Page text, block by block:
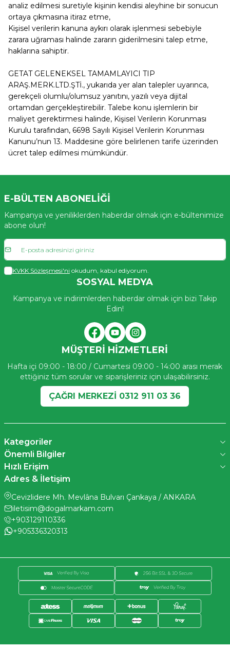
analiz edilmesi suretiyle kişinin kendisi aleyhine bir sonucun
ortaya çıkmasına itiraz etme,
Kişisel verilerin kanuna aykırı olarak işlenmesi sebebiyle
zarara uğraması halinde zararın giderilmesini talep etme,
haklarına sahiptir.
GETAT GELENEKSEL TAMAMLAYICI TIP
ARAŞ.MERK.LTD.ŞTİ., yukarıda yer alan talepler uyarınca,
gerekçeli olumlu/olumsuz yanıtını, yazılı veya dijital
ortamdan gerçekleştirebilir. Talebe konu işlemlerin bir
maliyet gerektirmesi halinde, Kişisel Verilerin Korunması
Kurulu tarafından, 6698 Sayılı Kişisel Verilerin Korunması
Kanunu’nun 13. Maddesine göre belirlenen tarife üzerinden
ücret talep edilmesi mümkündür.
E-BÜLTEN ABONELIĞI
Kampanya ve yeniliklerden haberdar olmak için e-bültenimize
abone olun!
KVKK Sözleşmesi'ni okudum, kabul ediyorum.
SOSYAL MEDYA
Kampanya ve indirimlerden haberdar olmak için bizi Takip
Edin!
MÜŞTERI HIZMETLERI
Hafta içi 09:00 - 18:00 / Cumartesi 09:00 - 14:00 arası merak
ettiğiniz tüm sorular ve siparişleriniz için ulaşabilirsiniz.
ÇAĞRI MERKEZİ 0312 911 03 36
Kategoriler
Önemli Bilgiler
Hızlı Erişim
Adres & İletişim
Cevizlidere Mh. Mevlâna Bulvarı Çankaya / ANKARA
iletisim@dogalmarkam.com
+903129110336
+905336320313